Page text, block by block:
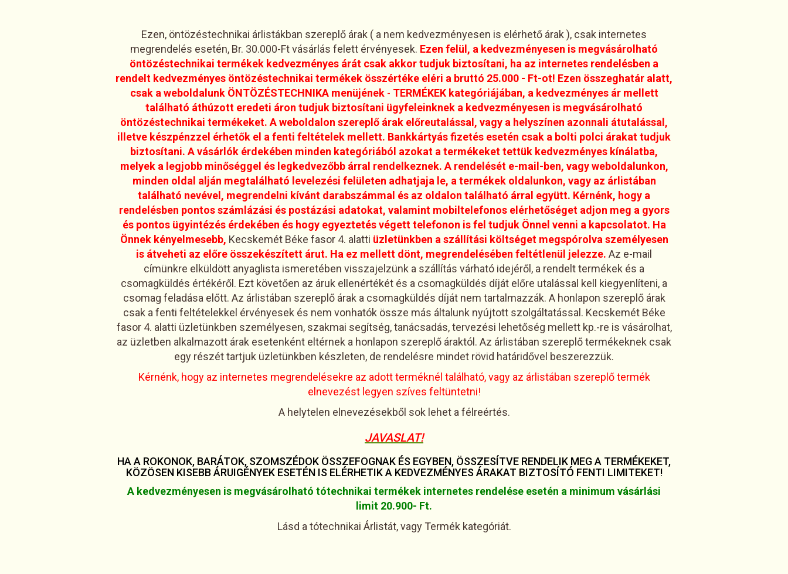
Ezen, öntözéstechnikai árlistákban szereplő árak ( a nem kedvezményesen is elérhető árak ), csak internetes
megrendelés esetén, Br. 30.000-Ft vásárlás felett érvényesek. Ezen felül, a kedvezményesen is megvásárolható
öntözéstechnikai termékek kedvezményes árát csak akkor tudjuk biztosítani, ha az internetes rendelésben a
rendelt kedvezményes öntözéstechnikai termékek összértéke eléri a bruttó 25.000 - Ft-ot! Ezen összeghatár alatt,
csak a weboldalunk ÖNTÖZÉSTECHNIKA menüjének - TERMÉKEK kategóriájában, a kedvezményes ár mellett
található áthúzott eredeti áron tudjuk biztosítani ügyfeleinknek a kedvezményesen is megvásárolható
öntözéstechnikai termékeket. A weboldalon szereplő árak előreutalással, vagy a helyszínen azonnali átutalással,
illetve készpénzzel érhetők el a fenti feltételek mellett. Bankkártyás fizetés esetén csak a bolti polci árakat tudjuk
biztosítani. A vásárlók érdekében minden kategóriából azokat a termékeket tettük kedvezményes kínálatba,
melyek a legjobb minőséggel és legkedvezőbb árral rendelkeznek. A rendelését e-mail-ben, vagy weboldalunkon,
minden oldal alján megtalálható levelezési felületen adhatjaja le, a termékek oldalunkon, vagy az árlistában
található nevével, megrendelni kívánt darabszámmal és az oldalon található árral együtt. Kérnénk, hogy a
rendelésben pontos számlázási és postázási adatokat, valamint mobiltelefonos elérhetőséget adjon meg a gyors
és pontos ügyintézés érdekében és hogy egyeztetés végett telefonon is fel tudjuk Önnel venni a kapcsolatot. Ha
Önnek kényelmesebb, Kecskemét Béke fasor 4. alatti üzletünkben a szállítási költséget megspórolva személyesen
is átveheti az előre összekészített árut. Ha ez mellett dönt, megrendelésében feltétlenül jelezze. Az e-mail
címünkre elküldött anyaglista ismeretében visszajelzünk a szállítás várható idejéről, a rendelt termékek és a
csomagküldés értékéről. Ezt követően az áruk ellenértékét és a csomagküldés díját előre utalással kell kiegyenlíteni, a
csomag feladása előtt. Az árlistában szereplő árak a csomagküldés díját nem tartalmazzák. A honlapon szereplő árak
csak a fenti feltételekkel érvényesek és nem vonhatók össze más általunk nyújtott szolgáltatással. Kecskemét Béke
fasor 4. alatti üzletünkben személyesen, szakmai segítség, tanácsadás, tervezési lehetőség mellett kp.-re is vásárolhat,
az üzletben alkalmazott árak esetenként eltérnek a honlapon szereplő áraktól. Az árlistában szereplő termékeknek csak
egy részét tartjuk üzletünkben készleten, de rendelésre mindet rövid határidővel beszerezzük.
Kérnénk, hogy az internetes megrendelésekre az adott terméknél található, vagy az árlistában szereplő termék
elnevezést legyen szíves feltüntetni!
A helytelen elnevezésekből sok lehet a félreértés.
JAVASLAT!
HA A ROKONOK, BARÁTOK, SZOMSZÉDOK ÖSSZEFOGNAK ÉS EGYBEN, ÖSSZESÍTVE RENDELIK MEG A TERMÉKEKET,
KÖZÖSEN KISEBB ÁRUIGÉNYEK ESETÉN IS ELÉRHETIK A KEDVEZMÉNYES ÁRAKAT BIZTOSÍTÓ FENTI LIMITEKET!
A kedvezményesen is megvásárolható tótechnikai termékek internetes rendelése esetén a minimum vásárlási
limit 20.900- Ft.
Lásd a tótechnikai Árlistát, vagy Termék kategóriát.